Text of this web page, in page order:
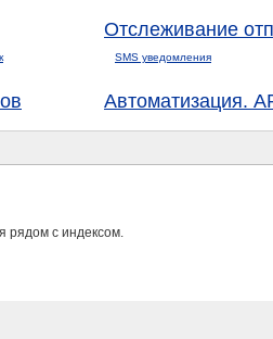
Отслеживание
SMS уведомления
Автоматизация.
рядом с индексом.